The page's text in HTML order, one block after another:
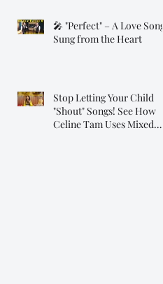
🎤 "Perfect" – A Love Song
Sung from the Heart
Stop Letting Your Child
"Shout" Songs! See How
Celine Tam Uses Mixed